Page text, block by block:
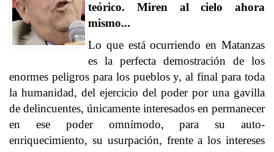
teórico. Miren al cielo ahora
mismo...
Lo que está ocurriendo en Matanzas
es la perfecta demostración de los
enormes peligros para los pueblos y, al final para toda
la humanidad, del ejercicio del poder por una gavilla
de delincuentes, únicamente interesados en permanecer
en ese poder omnímodo, para su auto-
enriquecimiento, su usurpación, frente a los intereses